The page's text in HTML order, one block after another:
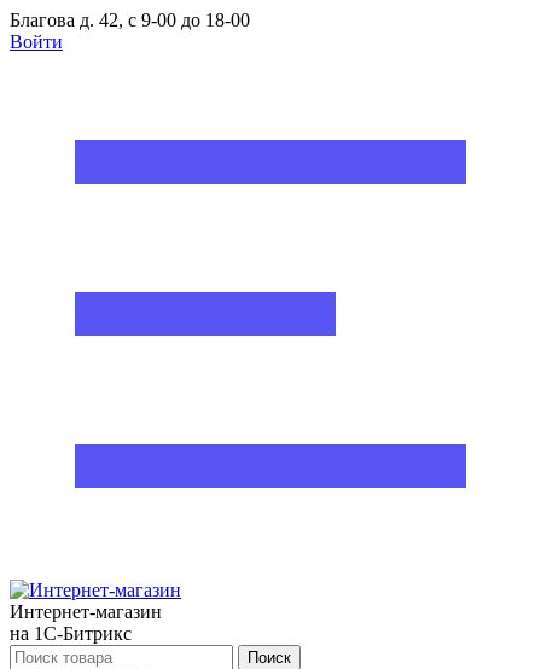
Благова д. 42, с 9-00 до 18-00
Войти
Интернет-магазин
на 1С-Битрикс
Поиск